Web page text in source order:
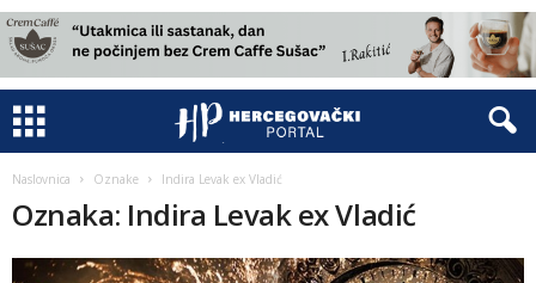
Naslovnica Oznake Indira Levak ex Vladić
Oznaka: Indira Levak ex Vladić